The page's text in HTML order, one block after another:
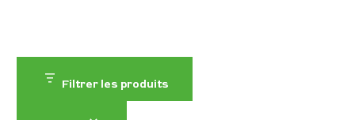
Filtrer les produits